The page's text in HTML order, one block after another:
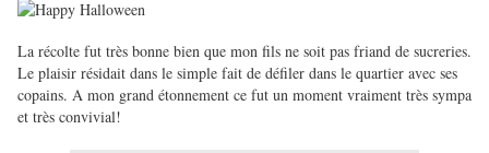
La récolte fut très bonne bien que mon fils ne soit pas friand de sucreries.
Le plaisir résidait dans le simple fait de défiler dans le quartier avec ses
copains. A mon grand étonnement ce fut un moment vraiment très sympa
et très convivial!